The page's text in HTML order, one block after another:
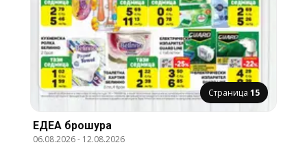
Страница 15
ЕДЕА брошура
06.08.2026- 12.08.2026